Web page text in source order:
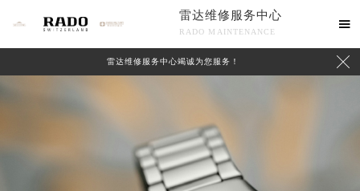
雷达维修服务中心
RADO MAINTENANCE

雷达维修服务中心竭诚为您服务！ 
联系我们